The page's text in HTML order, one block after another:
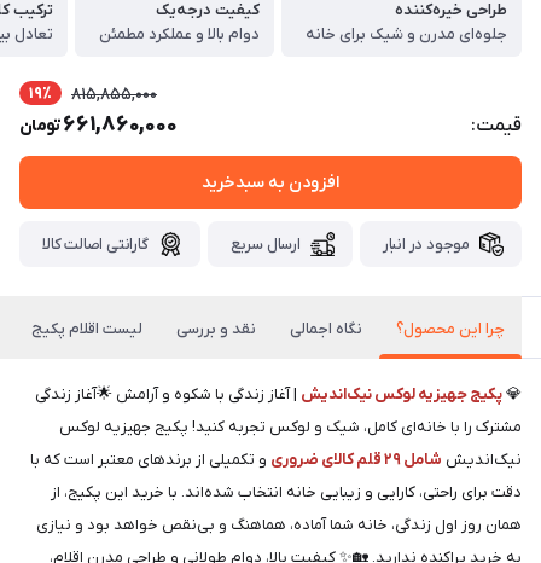
طراحی خیره‌کننده
جلوه‌ای مدرن و شیک برای خانه
کیفیت درجه‌یک
دوام بالا و عملکرد مطمئن
ترکیب
تعادل
قیمت:
815,855,000 19٪
661,860,000تومان
افزودن به سبدخرید
موجود در انبار ارسال سریع گارانتی اصالت کالا
چرا این محصول؟ نگاه اجمالی نقد و بررسی لیست اقلام پکیج
💎پکیج جهیزیه لوکس نیک‌اندیش | آغاز زندگی با شکوه و آرامش 🌟آغاز زندگی
مشترک را با خانه‌ای کامل، شیک و لوکس تجربه کنید! پکیج جهیزیه لوکس
نیک‌اندیش شامل ۲۹ قلم کالای ضروری
و تکمیلی از برندهای معتبر است که با
دقت برای راحتی، کارایی و زیبایی خانه انتخاب شده‌اند. با خرید این پکیج، از
همان روز اول زندگی، خانه شما آماده، هماهنگ و بی‌نقص خواهد بود و نیازی
به خرید پراکنده ندارید. 🏡✨ کیفیت بالا، دوام طولانی و طراحی مدرن اقلام،